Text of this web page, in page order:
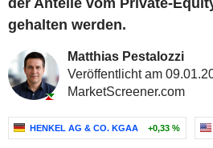
der Anteile vom Private-
gehalten werden.
Matthias Pestalozzi
Veröffentlicht am
MarketScreener.com
HENKEL AG & CO. KGAA +0,33 %